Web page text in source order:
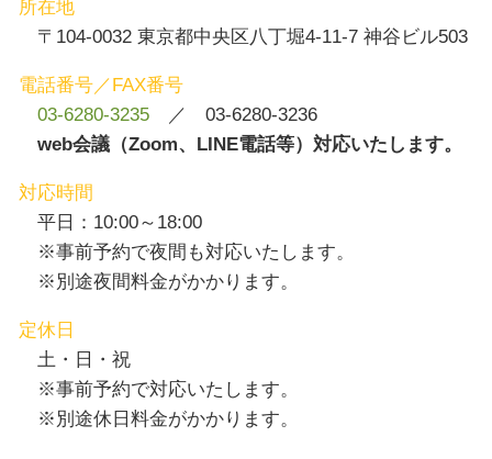
所在地
〒104-0032 東京都中央区八丁堀4-11-7 神谷ビル503
電話番号／FAX番号
03-6280-3235 ／ 03-6280-3236
web会議（Zoom、LINE電話等）対応いたします。
対応時間
平日：10:00～18:00
※事前予約で夜間も対応いたします。
※別途夜間料金がかかります。
定休日
土・日・祝
※事前予約で対応いたします。
※別途休日料金がかかります。